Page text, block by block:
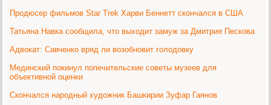
Продюсер фильмов Star Trek Харви Беннетт скончался в США
Татьяна Навка сообщила, что выходит замуж за Дмитрия Пескова
Адвокат: Савченко вряд ли возобновит голодовку
Мединский покинул попечительские советы музеев для
объективной оценки
Скончался народный художник Башкирии Зуфар Гаянов